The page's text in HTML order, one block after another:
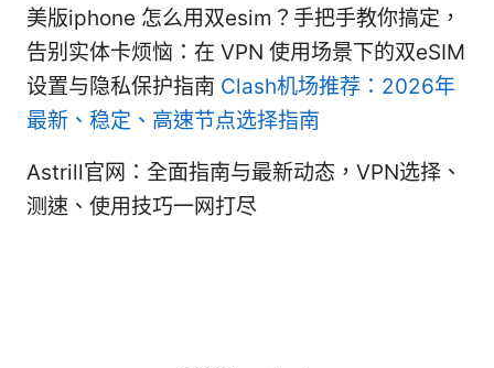
美版iphone 怎么用双esim？手把手教你搞定，
告别实体卡烦恼：在 VPN 使用场景下的双eSIM
设置与隐私保护指南 Clash机场推荐：2026年
最新、稳定、高速节点选择指南
Astrill官网：全面指南与最新动态，VPN选择、
测速、使用技巧一网打尽